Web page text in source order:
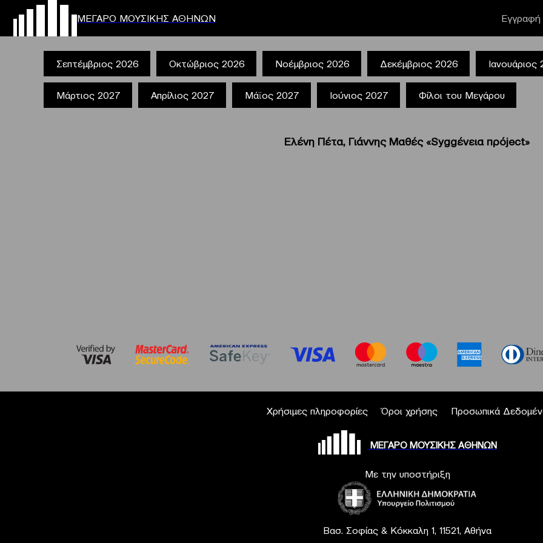
ΜΕΓΑΡΟ ΜΟΥΣΙΚΗΣ ΑΘΗΝΩΝ Εγγραφή
Σεπτέμβριος 2026 Οκτώβριος 2026 Νοέμβριος 2026 Δεκέμβριος 2026 Ιανουάριος
Μάρτιος 2027 Απρίλιος 2027 Μάϊος 2027 Ιούνιος 2027 Φίλοι του Μεγάρου
Ελένη Πέτα, Γιάννης Μαθές «Syggένεια πρόject»
Χρήσιμες πληροφορίες Όροι χρήσης Προσωπικά
ΜΕΓΑΡΟ ΜΟΥΣΙΚΗΣ ΑΘΗΝΩΝ
Με την υποστήριξη
Βασ. Σοφίας & Κόκκαλη 1, 11521, Αθήνα